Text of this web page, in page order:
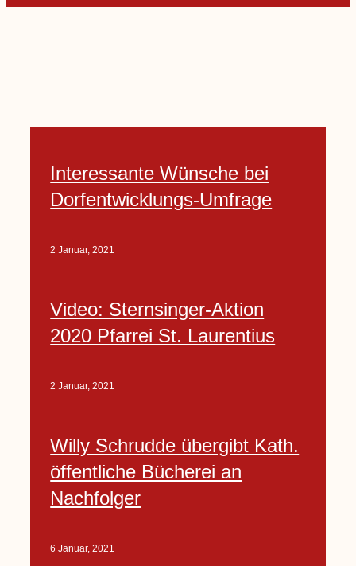
Interessante Wünsche bei
Dorfentwicklungs-Umfrage
2 Januar, 2021
Video: Sternsinger-Aktion
2020 Pfarrei St. Laurentius
2 Januar, 2021
Willy Schrudde übergibt Kath.
öffentliche Bücherei an
Nachfolger
6 Januar, 2021